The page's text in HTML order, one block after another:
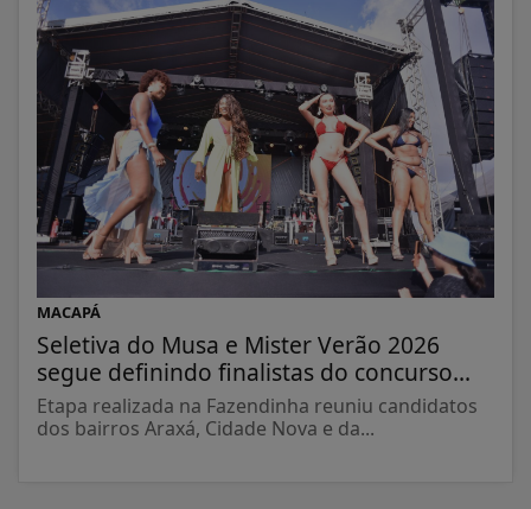
MACAPÁ
Seletiva do Musa e Mister Verão 2026
segue definindo finalistas do concurso...
Etapa realizada na Fazendinha reuniu candidatos
dos bairros Araxá, Cidade Nova e da...